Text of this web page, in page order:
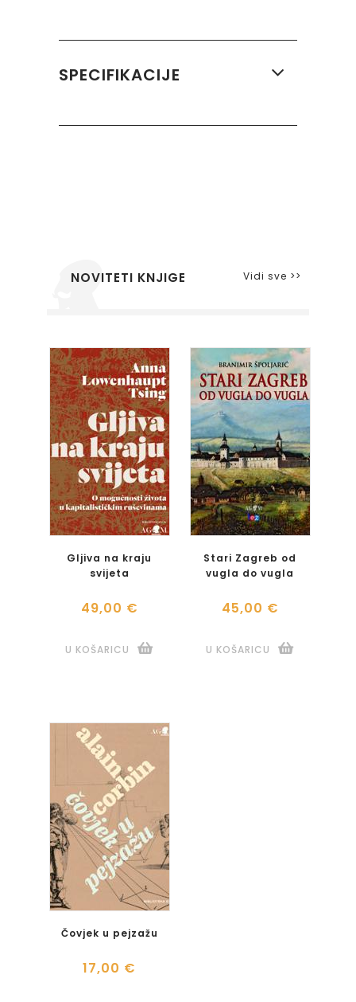
SPECIFIKACIJE
NOVITETI KNJIGE Vidi sve >>
Gljiva na kraju
svijeta
49,00 €
U KOŠARICU
Stari Zagreb od
vugla do vugla
45,00 €
U KOŠARICU
Čovjek u pejzažu
17,00 €